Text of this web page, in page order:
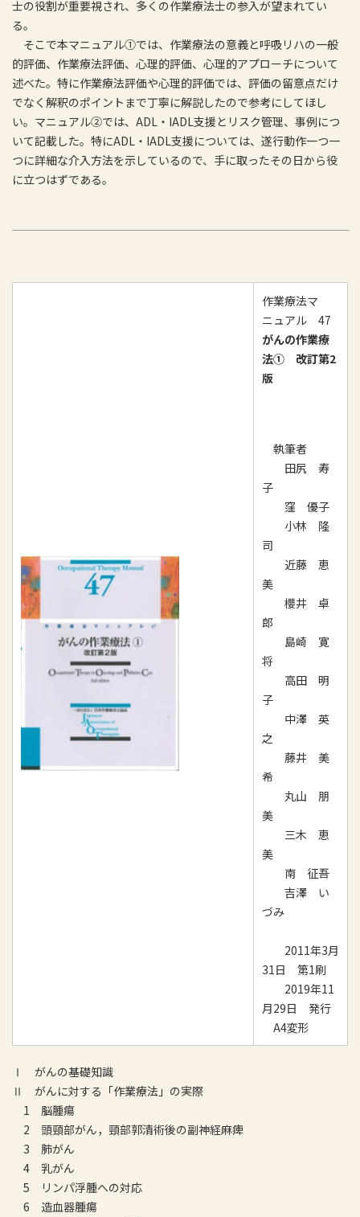
士の役割が重要視され、多くの作業療法士の参入が望まれてい
る。
そこで本マニュアル①では、作業療法の意義と呼吸リハの一般
的評価、作業療法評価、心理的評価、心理的アプローチについて
述べた。特に作業療法評価や心理的評価では、評価の留意点だけ
でなく解釈のポイントまで丁寧に解説したので参考にしてほし
い。マニュアル②では、ADL・IADL支援とリスク管理、事例につ
いて記載した。特にADL・IADL支援については、遂行動作一つ一
つに詳細な介入方法を示しているので、手に取ったその日から役
に立つはずである。
作業療法マ
ニュアル 47
がんの作業療
法① 改訂第2
版
執筆者
田尻 寿
子
窪 優子
小林 隆
司
近藤 恵
美
櫻井 卓
郎
島崎 寛
将
高田 明
子
中澤 英
之
藤井 美
希
丸山 朋
美
三木 恵
美
南 征吾
吉澤 い
づみ
2011年3月
31日 第1刷
2019年11
月29日 発行
A4変形
Ⅰ がんの基礎知識
Ⅱ がんに対する「作業療法」の実際
1 脳腫瘍
2 頭頸部がん，頸部郭清術後の副神経麻痺
3 肺がん
4 乳がん
5 リンパ浮腫への対応
6 造血器腫瘍